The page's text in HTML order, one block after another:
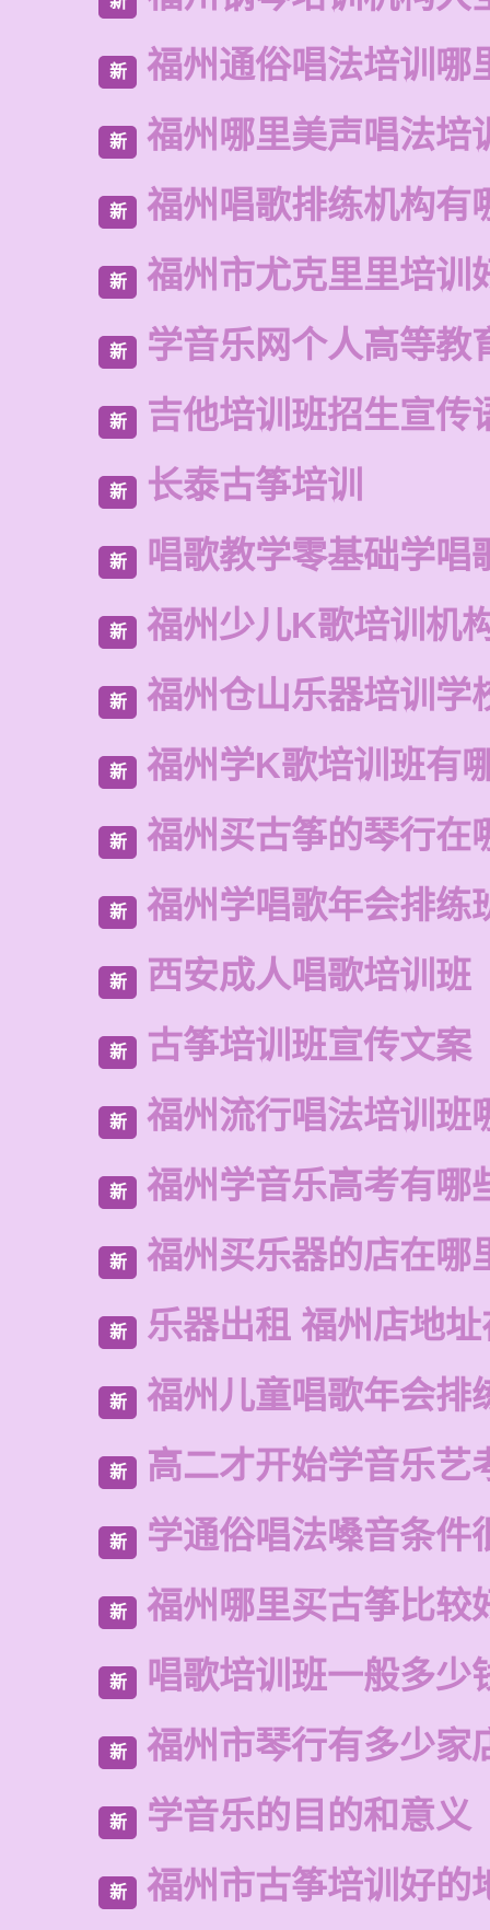
新 福州通俗唱法培训哪
新 福州哪里美声唱法培
新 福州唱歌排练机构有
新 福州市尤克里里培训
新 学音乐网个人高等教
新 吉他培训班招生宣传
新 长泰古筝培训
新 唱歌教学零基础学唱
新 福州少儿K歌培训机
新 福州仓山乐器培训学
新 福州学K歌培训班有
新 福州买古筝的琴行在
新 福州学唱歌年会排练
新 西安成人唱歌培训班
新 古筝培训班宣传文案
新 福州流行唱法培训班
新 福州学音乐高考有哪
新 福州买乐器的店在哪
新 乐器出租 福州店地
新 福州儿童唱歌年会排
新 高二才开始学音乐艺
新 学通俗唱法嗓音条件
新 福州哪里买古筝比较
新 唱歌培训班一般多少
新 福州市琴行有多少家
新 学音乐的目的和意义
新 福州市古筝培训好的